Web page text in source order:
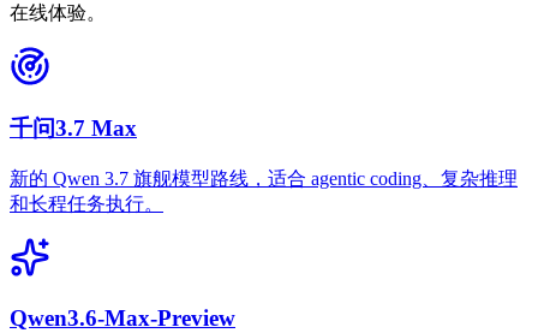
在线体验。
千问3.7 Max
新的 Qwen 3.7 旗舰模型路线，适合 agentic coding、复杂推理
和长程任务执行。
Qwen3.6-Max-Preview